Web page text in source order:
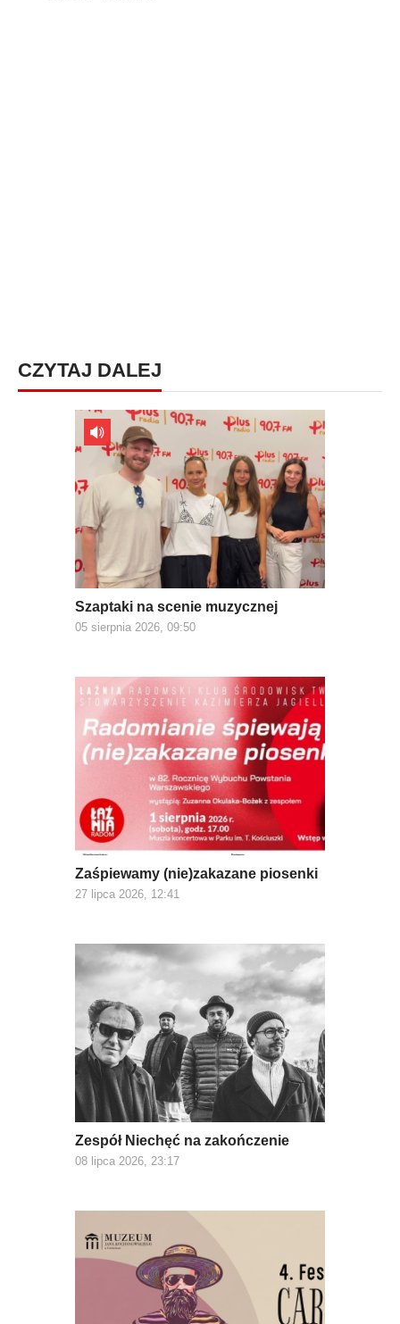
CZYTAJ DALEJ
Szaptaki na scenie muzycznej
05 sierpnia 2026, 09:50
Zaśpiewamy (nie)zakazane piosenki
27 lipca 2026, 12:41
Zespół Niechęć na zakończenie
08 lipca 2026, 23:17